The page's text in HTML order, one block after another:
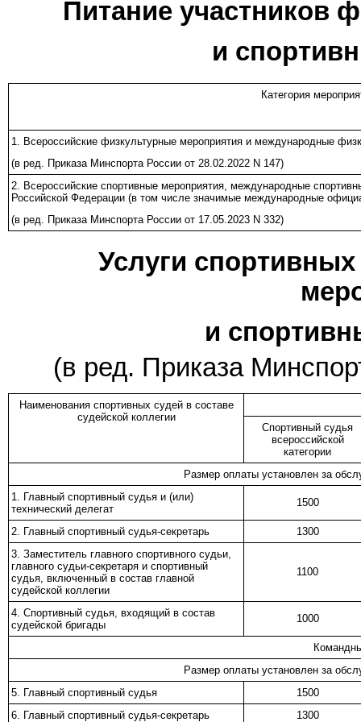
Питание участников
и
Категория
1. Всероссийские физкультурные мероприятия и международные
(в ред.
ПриказаМинспорта России от 28.02.2022 N 147)
2. Всероссийские спортивные мероприятия, международные
Российской Федерации (в том числе значимые международные
(в ред.
ПриказаМинспорта России от 17.05.2023 N 332)
Услуги
и
(в ред. Приказа
Наименования спортивных судей в составе
судейской коллегии
Спортивный судья
всероссийской
категории
Размер оплаты установлен за
1. Главный спортивный судья и (или)
технический делегат
1500
2. Главный спортивный судья-секретарь
1300
3. Заместитель главного спортивного судьи,
главного судьи-секретаря и спортивный
судья, включенный в состав главной
судейской коллегии
1100
4. Спортивный судья, входящий в состав
судейской бригады
1000
Размер оплаты установлен за
5. Главный спортивный судья
1500
6. Главный спортивный судья-секретарь
1300